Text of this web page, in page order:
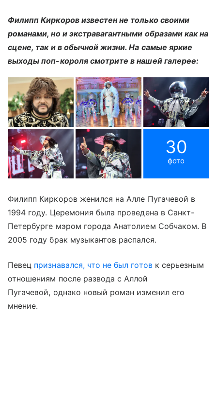
Филипп Киркоров известен не только своими
романами, но и экстравагантными образами как на
сцене, так и в обычной жизни. На самые яркие
выходы поп-короля смотрите в нашей галерее:
30
фото
Филипп Киркоров женился на Алле Пугачевой в
1994 году. Церемония была проведена в Санкт-
Петербурге мэром города Анатолием Собчаком. В
2005 году брак музыкантов распался.
Певец признавался, что не был готовк серьезным
отношениям после развода с Аллой
Пугачевой, однако новый роман изменил его
мнение.